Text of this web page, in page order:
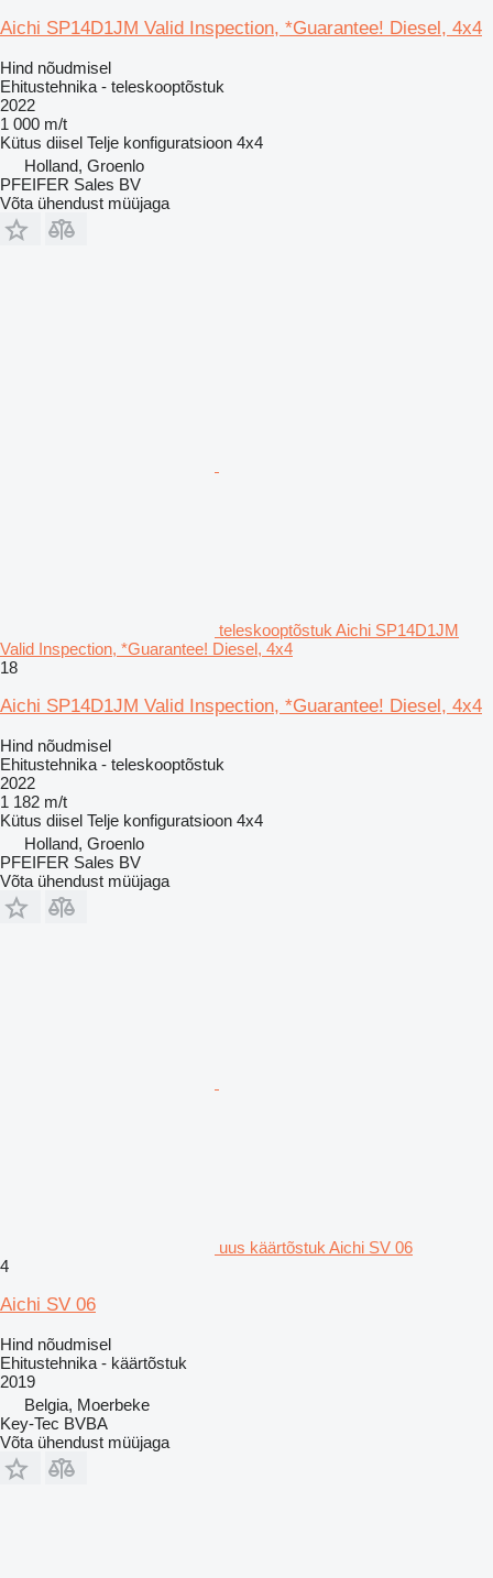
Aichi SP14D1JM Valid Inspection, *Guarantee! Diesel, 4x4
Hind nõudmisel
Ehitustehnika - teleskooptõstuk
2022
1 000 m/t
Kütus diisel Telje konfiguratsioon 4x4
Holland, Groenlo
PFEIFER Sales BV
Võta ühendust müüjaga
teleskooptõstuk Aichi SP14D1JM
Valid Inspection, *Guarantee! Diesel, 4x4
18
Aichi SP14D1JM Valid Inspection, *Guarantee! Diesel, 4x4
Hind nõudmisel
Ehitustehnika - teleskooptõstuk
2022
1 182 m/t
Kütus diisel Telje konfiguratsioon 4x4
Holland, Groenlo
PFEIFER Sales BV
Võta ühendust müüjaga
uus käärtõstuk Aichi SV 06
4
Aichi SV 06
Hind nõudmisel
Ehitustehnika - käärtõstuk
2019
Belgia, Moerbeke
Key-Tec BVBA
Võta ühendust müüjaga